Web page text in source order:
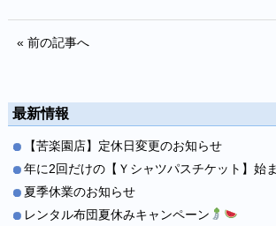
« 前の記事へ
最新情報
【苦楽園店】定休日変更のお知らせ
年に2回だけの【Ｙシャツパスチケット】始
夏季休業のお知らせ
レンタル布団夏休みキャンペーン